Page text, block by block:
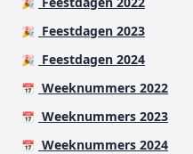
🎉
🎉 Feestdagen 2023
🎉 Feestdagen 2024
📅 Weeknummers 2022
📅 Weeknummers 2023
📅 Weeknummers 2024